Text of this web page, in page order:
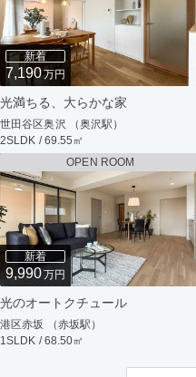
新着
7,190万円
光満ちる、大らかな家
世田谷区奥沢 （奥沢駅）
2SLDK / 69.55㎡
OPEN ROOM
新着
9,990万円
光のオートクチュール
港区赤坂 （赤坂駅）
1SLDK / 68.50㎡